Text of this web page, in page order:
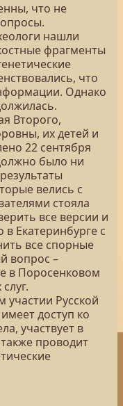
что не
нашли
фрагменты
что
Однако
Второго,
их детей и
22 сентября
было ни
велись с
стояла
все версии и
Екатеринбурге с
все спорные
вопрос –
в Поросенковом
участии Русской
доступ ко
участвует в
проводит